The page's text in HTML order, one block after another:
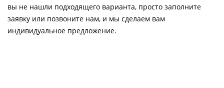
вы не нашли подходящего варианта, просто заполните
заявку или позвоните нам, и мы сделаем вам
индивидуальное предложение.